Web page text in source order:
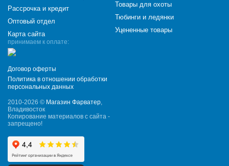
принимаем к оплате:
Договор оферты
Политика в отношении обработки
персональных данных
2010-2026 © Магазин Фарватер,
Владивосток
Копирование материалов с сайта -
запрещено!
Рассрочка и кредит
Оптовый отдел
Карта сайта
Товары для охоты
Тюбинги и ледянки
Уцененные товары